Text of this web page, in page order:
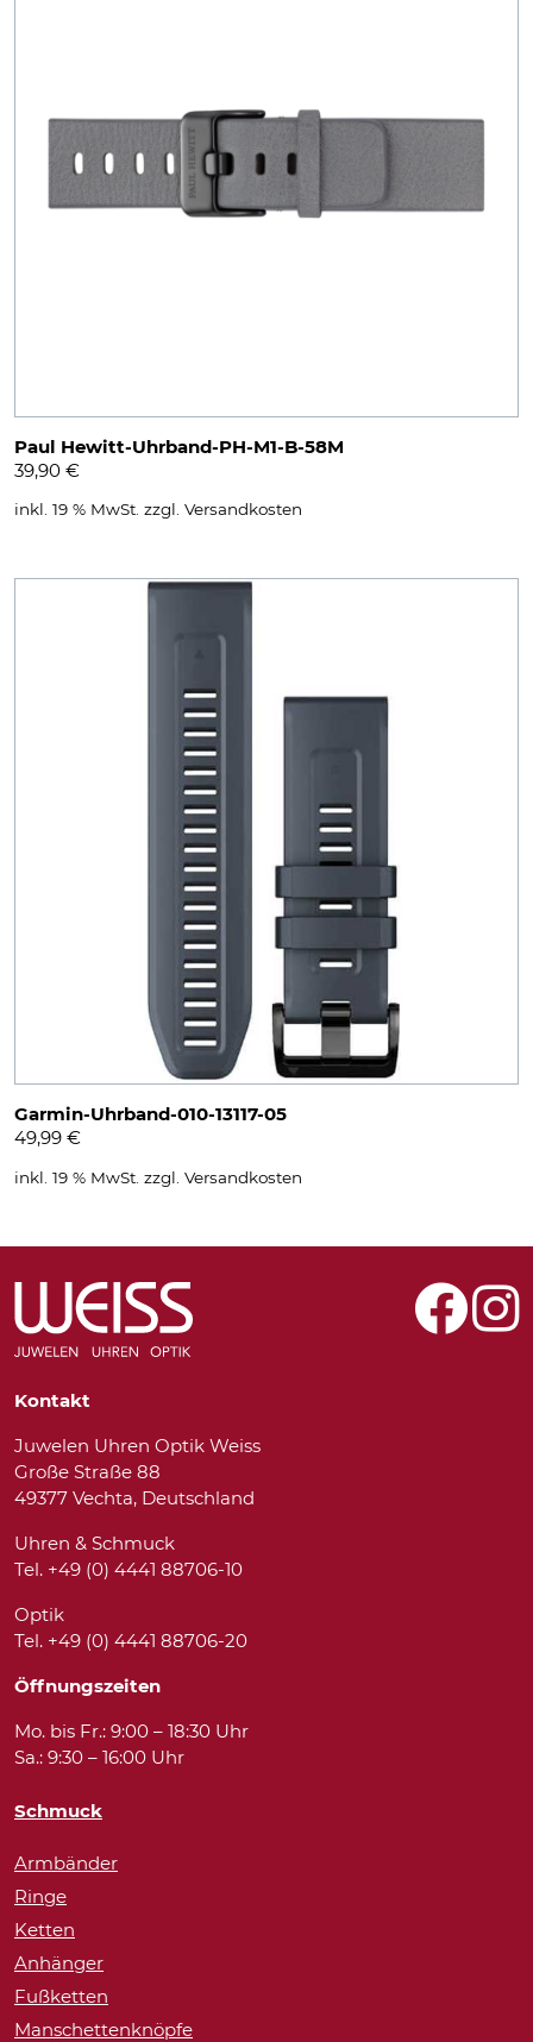
Paul Hewitt-Uhrband-PH-M1-B-58M
39,90 €
inkl. 19 % MwSt. zzgl. Versandkosten
Garmin-Uhrband-010-13117-05
49,99 €
inkl. 19 % MwSt. zzgl. Versandkosten
Kontakt
Juwelen Uhren Optik Weiss
Große Straße 88
49377 Vechta, Deutschland
Uhren & Schmuck
Tel. +49 (0) 4441 88706-10
Optik
Tel. +49 (0) 4441 88706-20
Öffnungszeiten
Mo. bis Fr.: 9:00 – 18:30 Uhr
Sa.: 9:30 – 16:00 Uhr
Schmuck
Armbänder
Ringe
Ketten
Anhänger
Fußketten
Manschettenknöpfe